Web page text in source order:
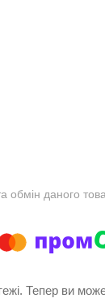
даного
Тепер ви